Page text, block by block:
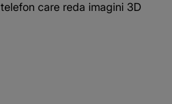
care reda imagini 3D